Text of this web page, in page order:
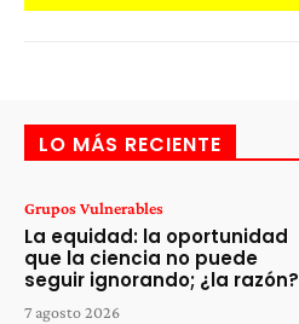
LO MÁS RECIENTE
Grupos Vulnerables
La equidad: la oportunidad
que la ciencia no puede
seguir ignorando; ¿la razón?
7 agosto 2026